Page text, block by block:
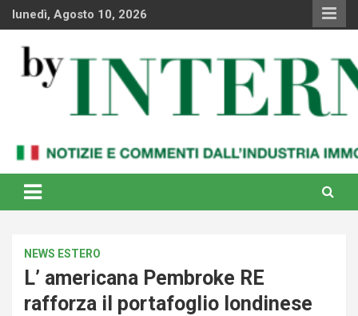
Skiplunedì, Agosto 10, 2026
By Internews
internazionale
NEWS ESTERO
L’ americana Pembroke RE
rafforza il portafoglio londinese